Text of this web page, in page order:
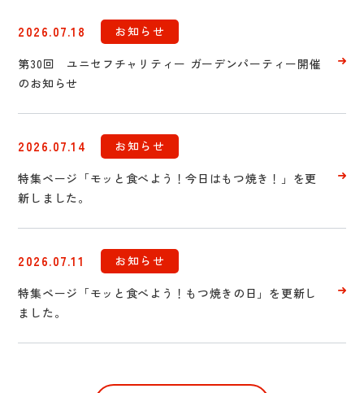
2026.07.18
お知らせ
第30回 ユニセフチャリティー ガーデンパーティー開催
のお知らせ
2026.07.14
お知らせ
特集ページ「モッと食べよう！今日はもつ焼き！」を更
新しました。
2026.07.11
お知らせ
特集ページ「モッと食べよう！もつ焼きの日」を更新し
ました。